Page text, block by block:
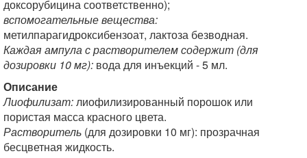
доксорубицина соответственно);
вспомогательные вещества:
метилпарагидроксибензоат, лактоза безводная.
Каждая ампула с растворителем содержит (для
дозировки 10 мг): вода для инъекций - 5 мл.
Описание
Лиофилизат:лиофилизированный порошок или
пористая масса красного цвета.
Растворитель (для дозировки 10 мг): прозрачная
бесцветная жидкость.